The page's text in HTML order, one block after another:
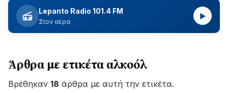
περίπου
δύο
ώρες
εξέλιξη
οι
εργασίες
Lepanto Radio 101.4 FM
Στον αέρα
▶
Άρθρα με ετικέτα αλκοόλ
Βρέθηκαν 18 άρθρα με αυτή την ετικέτα.